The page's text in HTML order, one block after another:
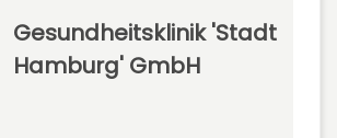
Gesundheitsklinik 'Stadt
Hamburg' GmbH